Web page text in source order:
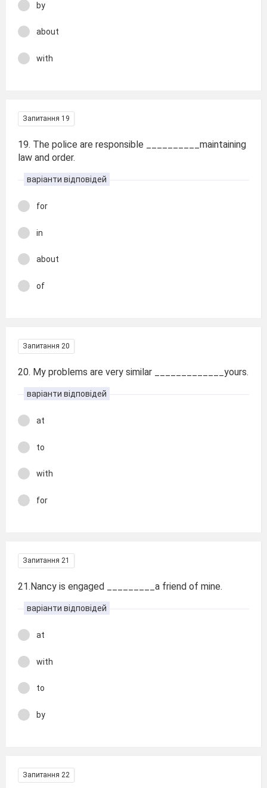
by
about
with
Запитання 19
19. The police are responsible __________maintaining
law and order.
варіанти відповідей
for
in
about
of
Запитання 20
20. My problems are very similar _____________yours.
варіанти відповідей
at
to
with
for
Запитання 21
21.Nancy is engaged _________a friend of mine.
варіанти відповідей
at
with
to
by
Запитання 22